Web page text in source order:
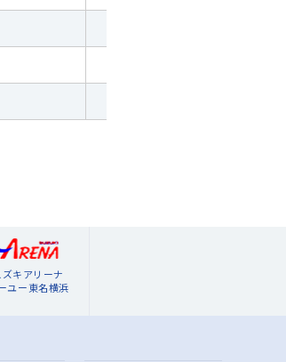
ズキアリーナ
ユー東名横浜